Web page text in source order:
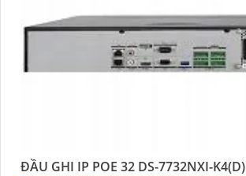
ĐẦU GHI IP POE 32 DS-7732NXI-K4(D)